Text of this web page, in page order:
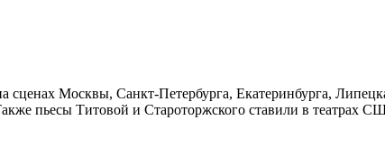
сценах Москвы, Санкт-Петербурга, Екатеринбурга,
пьесы Титовой и Староторжского ставили в